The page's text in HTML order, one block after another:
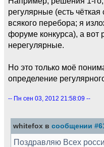
регулярные (есть
всякого перебора; я
форуме конкурса), а вот
нерегулярные.
Но это только моё
определение
-- Пн сен 03, 2012 21:58:09 --
whitefox в сообщении
Поздравляю Всех